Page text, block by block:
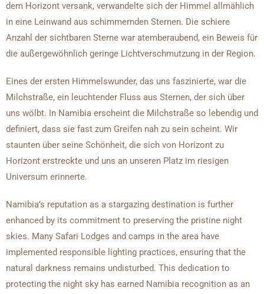
dem Horizont versank, verwandelte sich der Himmel allmählich
in eine Leinwand aus schimmernden Sternen. Die schiere
Anzahl der sichtbaren Sterne war atemberaubend, ein Beweis für
die außergewöhnlich geringe Lichtverschmutzung in der Region.
Eines der ersten Himmelswunder, das uns faszinierte, war die
Milchstraße, ein leuchtender Fluss aus Sternen, der sich über
uns wölbt. In Namibia erscheint die Milchstraße so lebendig und
definiert, dass sie fast zum Greifen nah zu sein scheint. Wir
staunten über seine Schönheit, die sich von Horizont zu
Horizont erstreckte und uns an unseren Platz im riesigen
Universum erinnerte.
Namibia’s reputation as a stargazing destination is further
enhanced by its commitment to preserving the pristine night
skies. Many Safari Lodges and camps in the area have
implemented responsible lighting practices, ensuring that the
natural darkness remains undisturbed. This dedication to
protecting the night sky has earned Namibia recognition as an